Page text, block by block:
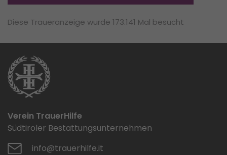
Diese Traueranzeige wurde 173.141 Mal besucht
Verein TrauerHilfe
Südtiroler Bestattungsunternehmen
info@trauerhilfe.it